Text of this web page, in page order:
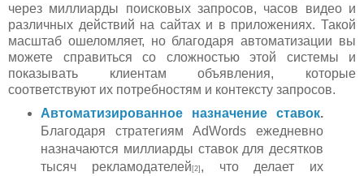
через миллиарды поисковых запросов, часов видео и
различных действий на сайтах и в приложениях. Такой
масштаб ошеломляет, но благодаря автоматизации вы
можете справиться со сложностью этой системы и
показывать клиентам объявления, которые
соответствуют их потребностям и контексту запросов.
Автоматизированное назначение ставок.
Благодаря стратегиям AdWords ежедневно
назначаются миллиарды ставок для десятков
тысяч рекламодателей [2] , что делает их